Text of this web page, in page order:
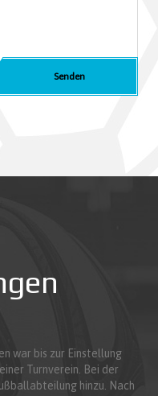
war bis zur Einstellung
Turnverein. Bei der
hinzu. Nach